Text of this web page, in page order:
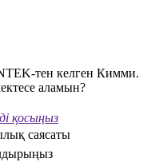
тен келген Кимми.
аламын?
қосыңыз
саясаты